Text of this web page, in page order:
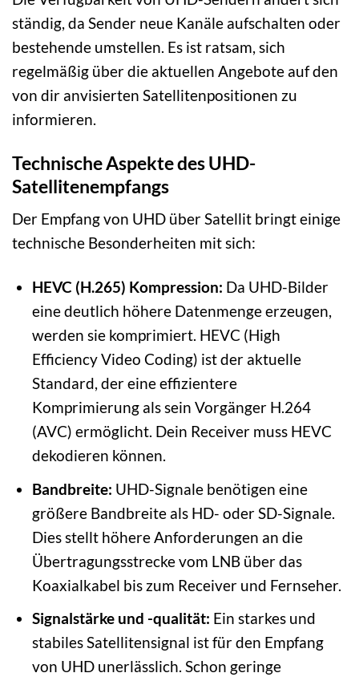
ständig, da Sender neue Kanäle aufschalten oder
bestehende umstellen. Es ist ratsam, sich
regelmäßig über die aktuellen Angebote auf den
von dir anvisierten Satellitenpositionen zu
informieren.
Technische Aspekte des UHD-
Satellitenempfangs
Der Empfang von UHD über Satellit bringt einige
technische Besonderheiten mit sich:
HEVC (H.265) Kompression: Da UHD-Bilder
eine deutlich höhere Datenmenge erzeugen,
werden sie komprimiert. HEVC (High
Efficiency Video Coding) ist der aktuelle
Standard, der eine effizientere
Komprimierung als sein Vorgänger H.264
(AVC) ermöglicht. Dein Receiver muss HEVC
dekodieren können.
Bandbreite: UHD-Signale benötigen eine
größere Bandbreite als HD- oder SD-Signale.
Dies stellt höhere Anforderungen an die
Übertragungsstrecke vom LNB über das
Koaxialkabel bis zum Receiver und Fernseher.
Signalstärke und -qualität: Ein starkes und
stabiles Satellitensignal ist für den Empfang
von UHD unerlässlich. Schon geringe